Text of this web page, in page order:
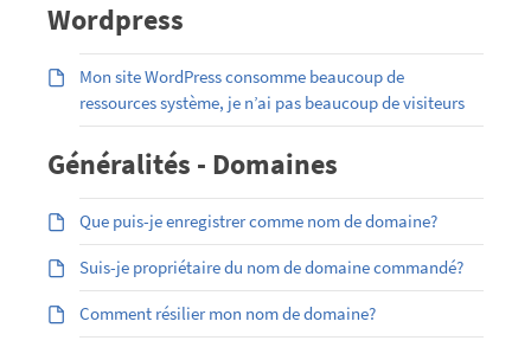
Wordpress
Mon site WordPress consomme beaucoup de
ressources système, je n’ai pas beaucoup de visiteurs
Généralités - Domaines
Que puis-je enregistrer comme nom de domaine?
Suis-je propriétaire du nom de domaine commandé?
Comment résilier mon nom de domaine?